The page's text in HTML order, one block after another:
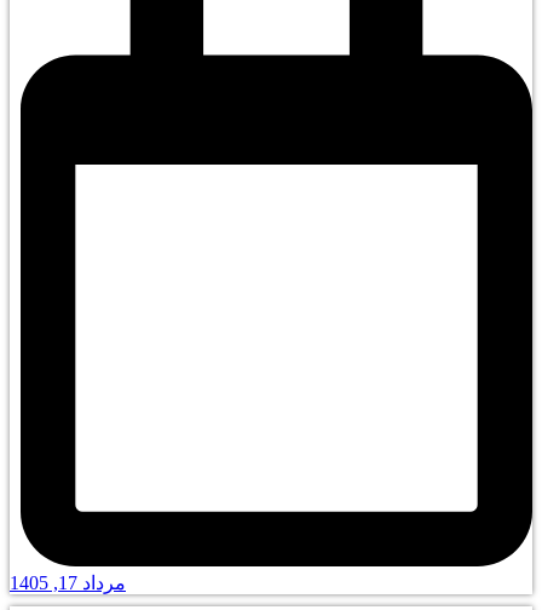
مرداد 17, 1405